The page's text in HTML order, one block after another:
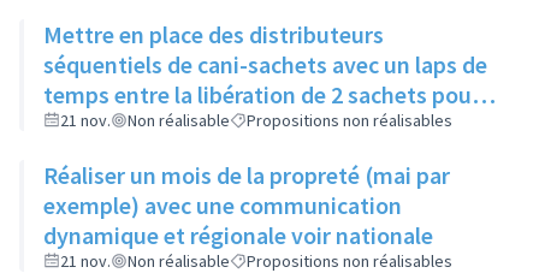
Mettre en place des distributeurs
séquentiels de cani-sachets avec un laps de
temps entre la libération de 2 sachets pour
limiter les vols
21 nov. Non réalisable Propositions non réalisables
Réaliser un mois de la propreté (mai par
exemple) avec une communication
dynamique et régionale voir nationale
21 nov. Non réalisable Propositions non réalisables